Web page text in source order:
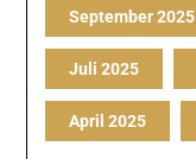
September 2025
Juli 2025
April 2025